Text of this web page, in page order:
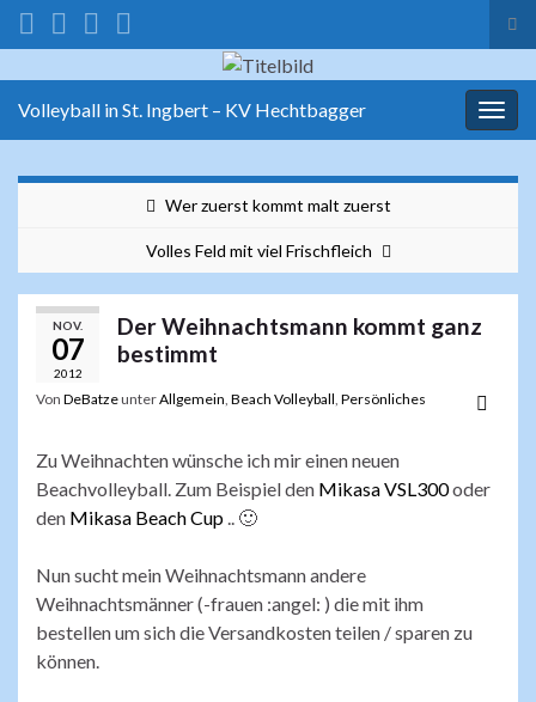
Volleyball in St. Ingbert – KV Hechtbagger
Wer zuerst kommt malt zuerst
Volles Feld mit viel Frischfleich
NOV.
07
2012
Der Weihnachtsmann kommt ganz
bestimmt
Von DeBatzeunterAllgemein Beach Volleyball Persönliches
Zu Weihnachten wünsche ich mir einen neuen
Beachvolleyball. Zum Beispiel den Mikasa VSL300oder
den Mikasa Beach Cup .. 🙂
Nun sucht mein Weihnachtsmann andere
Weihnachtsmänner (-frauen :angel: ) die mit ihm
bestellen um sich die Versandkosten teilen / sparen zu
können.